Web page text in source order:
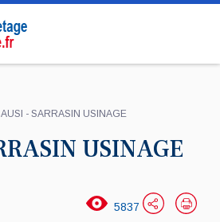
- SARRASIN USINAGE
USINAGE
5837